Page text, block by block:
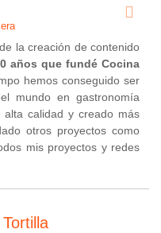
la creación de contenido
años que fundé Cocina
hemos conseguido ser
mundo en gastronomía
alta calidad y creado más
otros proyectos como
mis proyectos y redes